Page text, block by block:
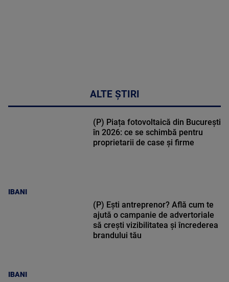
ALTE ȘTIRI
IBANI
(P) Piața fotovoltaică din București
în 2026: ce se schimbă pentru
proprietarii de case și firme
IBANI
(P) Ești antreprenor? Află cum te
ajută o campanie de advertoriale
să crești vizibilitatea și încrederea
brandului tău